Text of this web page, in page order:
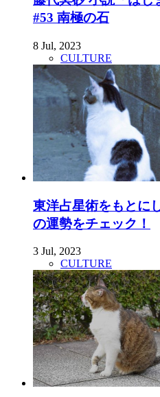
#53 南極の石
8 Jul, 2023
CULTURE
東洋占星術をもとに
の運勢をチェック！
3 Jul, 2023
CULTURE